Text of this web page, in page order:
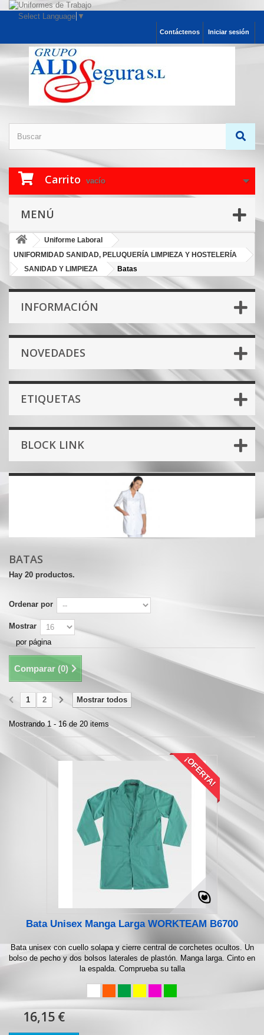
Select Language ▼
Iniciar sesión
Contáctenos
Carrito vacío
MENÚ
Uniforme Laboral
UNIFORMIDAD SANIDAD, PELUQUERÍA LIMPIEZA Y HOSTELERÍA
SANIDAD Y LIMPIEZA
Batas
INFORMACIÓN
NOVEDADES
ETIQUETAS
BLOCK LINK
BATAS
Hay 20 productos.
Ordenar por
Mostrar
por página
Comparar (0)
Mostrar todos
1 2
Mostrando 1 - 16 de 20 items
¡OFERTA!
Bata Unisex Manga Larga WORKTEAM B6700
Bata unisex con cuello solapa y cierre central de corchetes ocultos. Un
bolso de pecho y dos bolsos laterales de plastón. Manga larga. Cinto en
la espalda. Comprueba su talla
16,15 €